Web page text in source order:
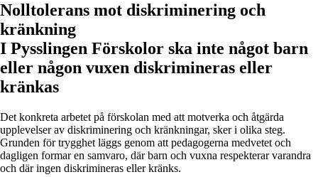
Nolltolerans mot diskriminering och
kränkning
I Pysslingen Förskolor ska inte något barn
eller någon vuxen diskrimineras eller
kränkas
Det konkreta arbetet på förskolan med att motverka och åtgärda
upplevelser av diskriminering och kränkningar, sker i olika steg.
Grunden för trygghet läggs genom att pedagogerna medvetet och
dagligen formar en samvaro, där barn och vuxna respekterar varandra
och där ingen diskrimineras eller kränks.